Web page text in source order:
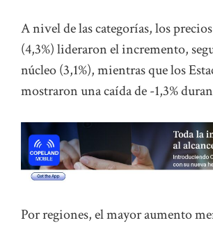
A nivel de las categorías, los
(4,3%) lideraron el incremento,
núcleo (3,1%), mientras que los
mostraron una caída de -1,3%
Por regiones, el mayor aumento